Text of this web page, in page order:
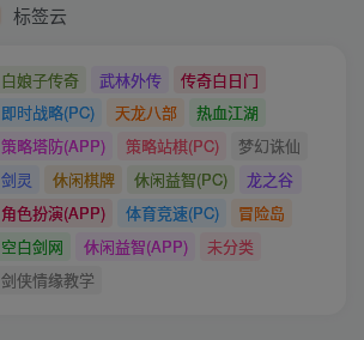
标签云
白娘子传奇 武林外传
传奇白日门
即时战略(PC)
天龙八部
热血江湖
策略塔防(APP)
策略站棋(PC)
梦幻诛仙
剑灵
休闲棋牌 休闲益智(PC)
龙之谷
角色扮演(APP)
体育竞速(PC)
冒险岛
空白剑网
休闲益智(APP)
未分类
剑侠情缘教学